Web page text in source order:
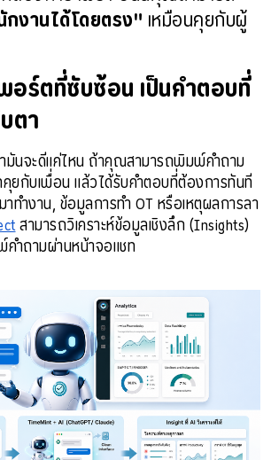
งานได้โดยตรง" เหมือนคุยกับผู้
อร์ตที่ซับซ้อน เป็นคำตอบที่
ตา
มันจะดีแค่ไหน ถ้าคุณสามารถพิมพ์คำถาม
ยกับเพื่อน แล้วได้รับคำตอบที่ต้องการทันที
สามารถวิเคราะห์ข้อมูลเชิงลึก (Insights)
ำถามผ่านหน้าจอแชท